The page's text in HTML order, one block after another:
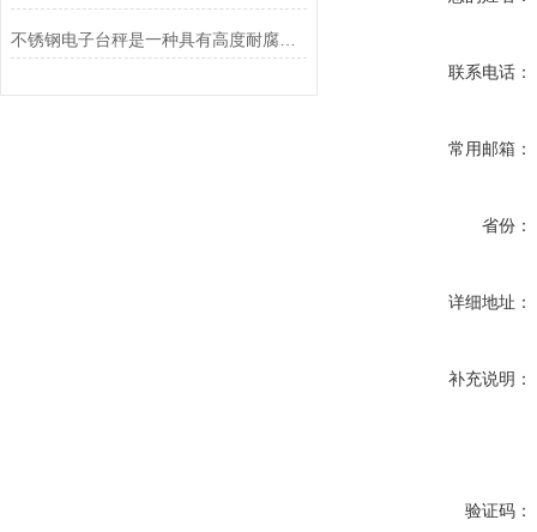
不锈钢电子台秤是一种具有高度耐腐蚀性和精确称重能力的设备
联系电话：
常用邮箱：
省份：
详细地址：
补充说明：
验证码：